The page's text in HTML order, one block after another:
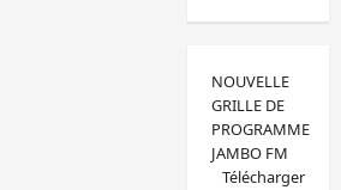
NOUVELLE
GRILLE DE
PROGRAMME
JAMBO FM
Télécharger